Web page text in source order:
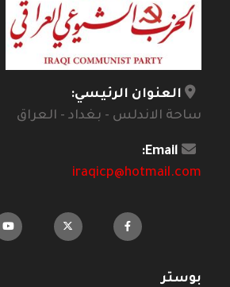
العنوان الرئيسي:
ساحة الاندلس - بغداد - العراق
Email:
iraqicp@hotmail.com
بوستر